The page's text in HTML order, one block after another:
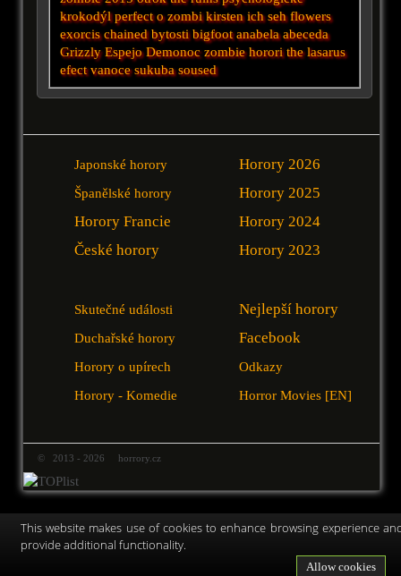
krokodýl perfect o zombi kirsten ich seh flowers
exorcis chained bytosti bigfoot anabela abeceda
Grizzly EspejoDemonoc zombie horori the lasarus
efect vanoce sukuba soused
Japonské horory
Španělské horory
Horory Francie
České horory
Horory 2026
Horory 2025
Horory 2024
Horory 2023
Skutečné události
Duchařské horory
Horory o upírech
Horory - Komedie
Nejlepší horory
Facebook
Odkazy
Horror Movies [EN]
© 2013 - 2026 horrory.cz
This website makes use of cookies to enhance browsing experience
provide additional functionality.
Allow cookies